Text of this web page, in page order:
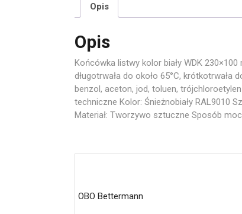
Opis
Opis
Końcówka listwy kolor biały WDK
długotrwała do około 65°C, krótkotrwała
benzol, aceton, jod, toluen,
techniczne Kolor: Śnieżnobiały RAL9010
Materiał: Tworzywo sztuczne Sposób
OBO Bettermann